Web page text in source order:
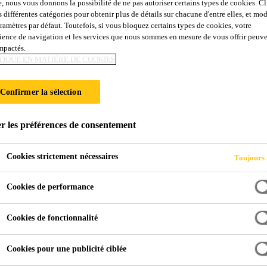
FX
à base de résine polyuréthane à très faibles
auto-lissante souple, colorée à 2 composants, sans
exigences de la norme NF EN 13813 « Matériaux de chapes »
NOTICE
nous vous donnons la possibilité de ne pas autoriser certains types de cookies.
différentes catégories pour obtenir plus de détails sur chacune d'entre elles, et
par défaut. Toutefois, si vous bloquez certains types de cookies, votre
de navigation et les services que nous sommes en mesure de vous offrir
EN MATIÈRE DE COOKIES
Confirmer la sélection
les préférences de consentement
Cookies strictement nécessaires Toujours
Cookies de performance
Cookies de fonctionnalité
Cookies pour une publicité ciblée